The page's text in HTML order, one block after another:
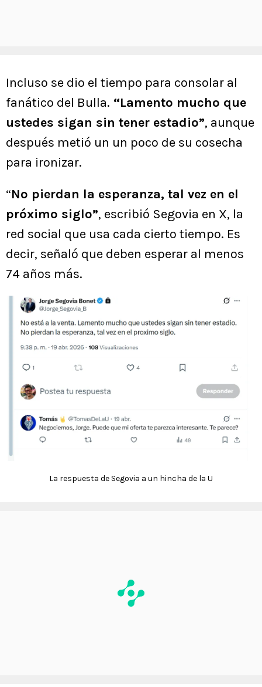
Incluso se dio el tiempo para consolar al
fanático del Bulla. “Lamento mucho que
ustedes sigan sin tener estadio”, aunque
después metió un un poco de su cosecha
para ironizar.
“No pierdan la esperanza, tal vez en el
próximo siglo”, escribió Segovia en X, la
red social que usa cada cierto tiempo. Es
decir, señaló que deben esperar al menos
74 años más.
La respuesta de Segovia a un hincha de la U